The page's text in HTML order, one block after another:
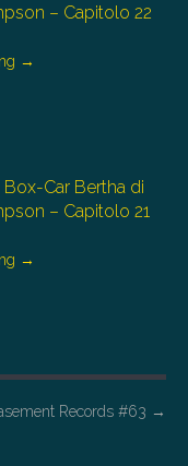
– Capitolo 22
→
Box-Car Bertha di
– Capitolo 21
→
Records #63 →